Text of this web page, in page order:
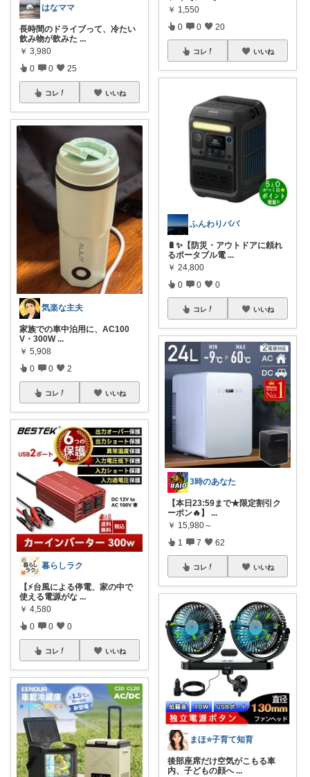
はなママ
長時間のドライブって、冷たい
飲み物が飲みた ...
￥ 3,980
0 0 25
コレ いいね
気楽な主夫
家族での車中泊用に、AC100
V・300W ...
￥ 5,908
0 0 2
コレ いいね
暮らしラク
【⚡台風による停電、家の中で
使える電源がな ...
￥ 4,580
0 0 0
コレ いいね
￥ 1,550
0 0 20
コレ いいね
ふんわりパパ
🔋✨【防災・アウトドアに頼れ
るポータブル電 ...
￥ 24,800
0 0 0
コレ いいね
3時のあなた
【本日23:59まで★限定割引ク
ーポン🔥】
...
￥ 15,980～
1 7 62
コレ いいね
まほ⭐️子育て知育
後部座席だけ空気がこもる車
内、子どもの顔へ ...